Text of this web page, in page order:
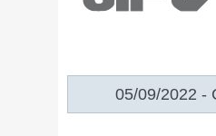
05/09/2022 -